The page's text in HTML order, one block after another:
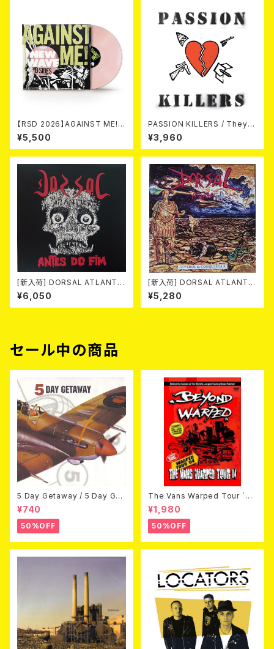
【RSD 2026】AGAINST ME! /
NEW WAVE B-SIDES [RSD V
INYL EP][Coloured Vinyl](1
2")
¥5,500
PASSION KILLERS / They K
ill Our Passion With Their
Hate And Wars LP
¥3,960
[新入荷] DORSAL ATLANTIC
A / ANTES DO FIM -40th an
niversary edition- (LP/LTD.
100 DIE-HARD MARBLE VIN
¥6,050
[新入荷] DORSAL ATLANTIC
A / DIVIDIR & CONQUISTAR
(LP/LTD.200 BLACK VINYL)
¥5,280
セール中の商品
5 Day Getaway / 5 Day Get
away (CDEP)
¥740
50%OFF
The Vans Warped Tour `04
Beyond Warped (国内盤DV
D)
¥1,980
50%OFF